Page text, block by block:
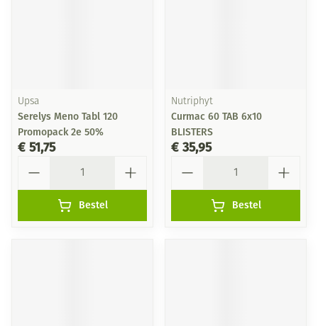
Upsa
Serelys Meno Tabl 120
Promopack 2e 50%
€ 51,75
Bestel
Nutriphyt
Curmac 60 TAB 6x10
BLISTERS
€ 35,95
Bestel